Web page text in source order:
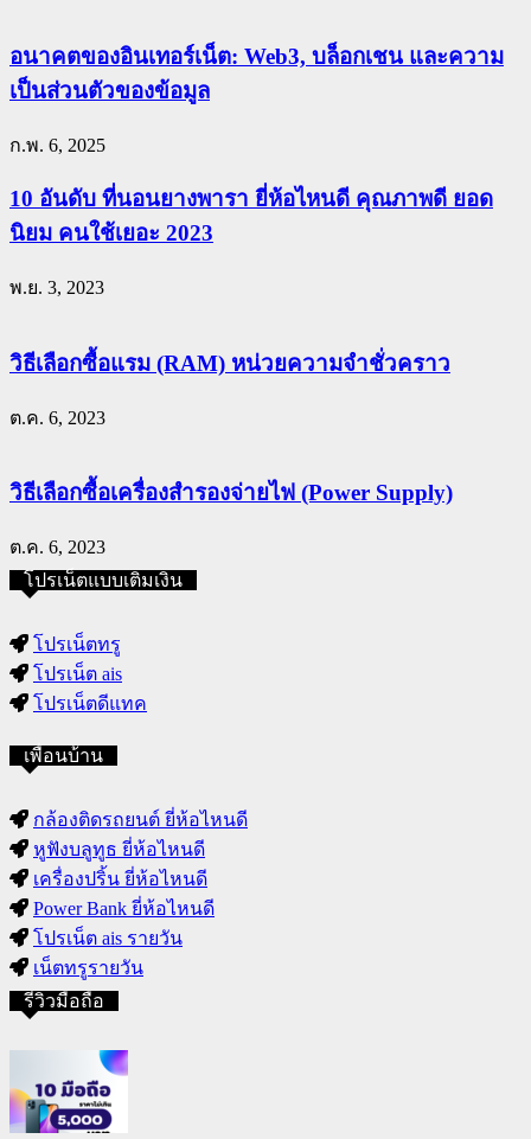
อนาคตของอินเทอร์เน็ต: Web3, บล็อกเชน และความ
เป็นส่วนตัวของข้อมูล
ก.พ. 6, 2025
10 อันดับ ที่นอนยางพารา ยี่ห้อไหนดี คุณภาพดี ยอด
นิยม คนใช้เยอะ 2023
พ.ย. 3, 2023
วิธีเลือกซื้อแรม (RAM) หน่วยความจำชั่วคราว
ต.ค. 6, 2023
วิธีเลือกซื้อเครื่องสำรองจ่ายไฟ (Power Supply)
ต.ค. 6, 2023
โปรเน็ตแบบเติมเงิน
โปรเน็ตทรู
โปรเน็ต ais
โปรเน็ตดีแทค
เพื่อนบ้าน
กล้องติดรถยนต์ ยี่ห้อไหนดี
หูฟังบลูทูธ ยี่ห้อไหนดี
เครื่องปริ้น ยี่ห้อไหนดี
Power Bank ยี่ห้อไหนดี
โปรเน็ต ais รายวัน
เน็ตทรูรายวัน
รีวิวมือถือ